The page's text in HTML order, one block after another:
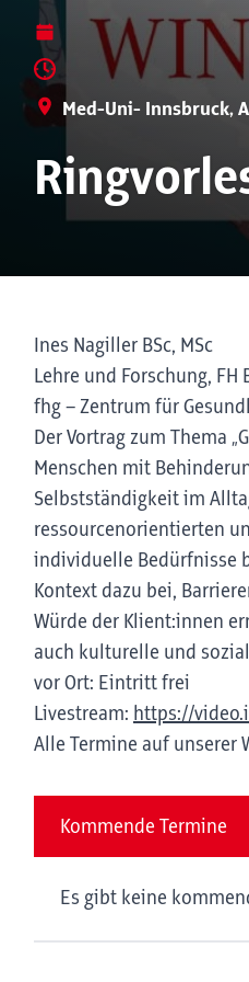
Med-Uni- Innsbruck,
Ines Nagiller BSc, MSc
Lehre und Forschung,
fhg – Zentrum für
Der Vortrag zum Thema
Menschen mit
Selbstständigkeit im
ressourcenorientierten
individuelle Bedürfnisse
Kontext dazu bei,
Würde der Klient:innen
auch kulturelle und
vor Ort: Eintritt frei
Livestream: https://
Alle Termine auf unserer
Kommende Termine
Es gibt keine